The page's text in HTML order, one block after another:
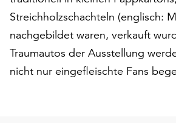
Sie
können
Ihr
Einverständnis
jederzeit
ändern
Streichholzschachteln (englisch:
nachgebildet waren, verkauft
Traumautos der Ausstellung
nicht nur eingefleischte Fans